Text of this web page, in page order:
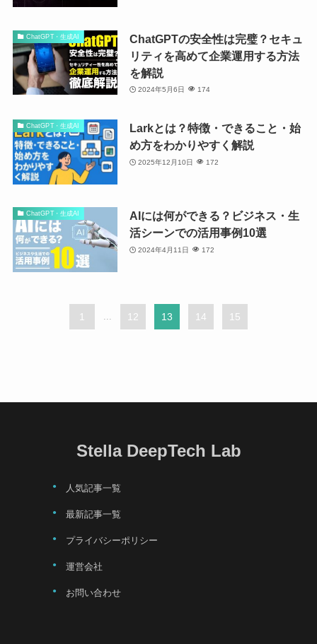
ChatGPT・生成AI
ChatGPTの安全性は完璧？セキュ
リティを高めて企業運用する方法
を解説
2024年5月6日 174
ChatGPT・生成AI
Larkとは？特徴・できること・始
め方をわかりやすく解説
2025年12月10日 172
ChatGPT・生成AI
AIには何ができる？ビジネス・生
活シーンでの活用事例10選
2024年4月11日 172
1 12 13 14 15
Stella DeepTech Lab
人気記事一覧
最新記事一覧
プライバシーポリシー
運営会社
お問い合わせ